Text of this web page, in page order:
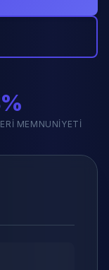
MEMNUNIYETI